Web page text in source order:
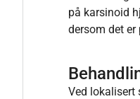
på karsinoid
dersom det
Ved lokalisert